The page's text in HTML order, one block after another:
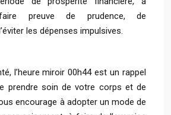
preuve de prudence, de
les dépenses impulsives.
l’heure miroir 00h44 est un rappel
prendre soin de votre corps et de
encourage à adopter un mode de